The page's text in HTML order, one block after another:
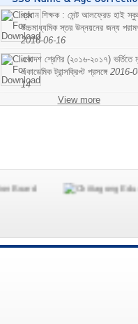
প্রধান শিক্ষক : সেন্ট আলফ্রেড হাই
উচ্চমাধ্যমিক স্তর উন্নয়নের জন্য
2016-06-16
একাদশ শ্রেণির (২০১৬-২০১৭) ভর্তিতে
একাডেমিক ট্রান্সক্রিপ্ট প্রসঙ্গে 2016-
14
View more